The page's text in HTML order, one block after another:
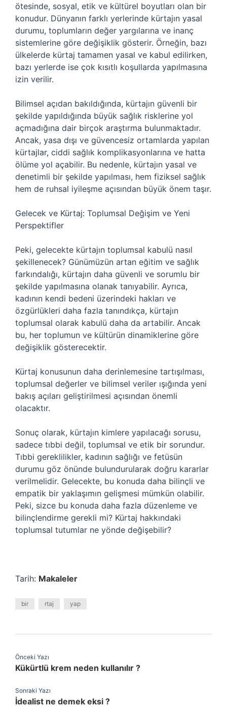
ötesinde, sosyal, etik ve kültürel boyutları olan bir
konudur. Dünyanın farklı yerlerinde kürtajın yasal
durumu, toplumların değer yargılarına ve inanç
sistemlerine göre değişiklik gösterir. Örneğin, bazı
ülkelerde kürtaj tamamen yasal ve kabul edilirken,
bazı yerlerde ise çok kısıtlı koşullarda yapılmasına
izin verilir.
Bilimsel açıdan bakıldığında, kürtajın güvenli bir
şekilde yapıldığında büyük sağlık risklerine yol
açmadığına dair birçok araştırma bulunmaktadır.
Ancak, yasa dışı ve güvencesiz ortamlarda yapılan
kürtajlar, ciddi sağlık komplikasyonlarına ve hatta
ölüme yol açabilir. Bu nedenle, kürtajın yasal ve
denetimli bir şekilde yapılması, hem fiziksel sağlık
hem de ruhsal iyileşme açısından büyük önem taşır.
Gelecek ve Kürtaj: Toplumsal Değişim ve Yeni
Perspektifler
Peki, gelecekte kürtajın toplumsal kabulü nasıl
şekillenecek? Günümüzün artan eğitim ve sağlık
farkındalığı, kürtajın daha güvenli ve sorumlu bir
şekilde yapılmasına olanak tanıyabilir. Ayrıca,
kadının kendi bedeni üzerindeki hakları ve
özgürlükleri daha fazla tanındıkça, kürtajın
toplumsal olarak kabulü daha da artabilir. Ancak
bu, her toplumun ve kültürün dinamiklerine göre
değişiklik gösterecektir.
Kürtaj konusunun daha derinlemesine tartışılması,
toplumsal değerler ve bilimsel veriler ışığında yeni
bakış açıları geliştirilmesi açısından önemli
olacaktır.
Sonuç olarak, kürtajın kimlere yapılacağı sorusu,
sadece tıbbi değil, toplumsal ve etik bir sorundur.
Tıbbi gereklilikler, kadının sağlığı ve fetüsün
durumu göz önünde bulundurularak doğru kararlar
verilmelidir. Gelecekte, bu konuda daha bilinçli ve
empatik bir yaklaşımın gelişmesi mümkün olabilir.
Peki, sizce bu konuda daha fazla düzenleme ve
bilinçlendirme gerekli mi? Kürtaj hakkındaki
toplumsal tutumlar ne yönde değişebilir?
Tarih: Makaleler
bir rtaj yap
Önceki Yazı
Kükürtlü krem neden kullanılır ?
Sonraki Yazı
İdealist ne demek eksi ?